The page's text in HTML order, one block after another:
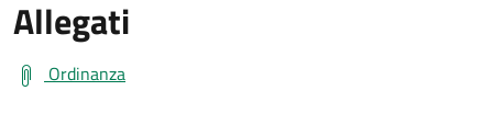
Allegati
Ordinanza